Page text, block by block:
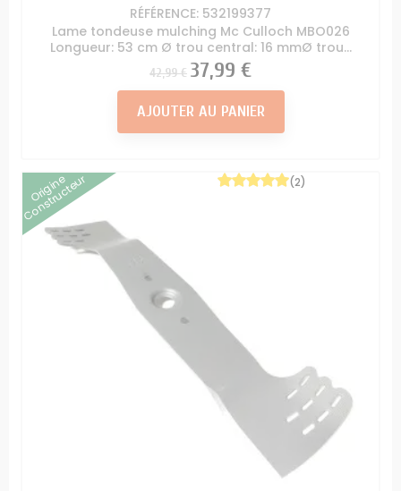
RÉFÉRENCE: 532199377
Lame tondeuse mulching Mc Culloch MBO026
Longueur: 53 cm Ø trou central: 16 mmØ trou...
Prix
42,99 € Prix
37,99 €
AJOUTER AU PANIER
Origine
Constructeur (2)